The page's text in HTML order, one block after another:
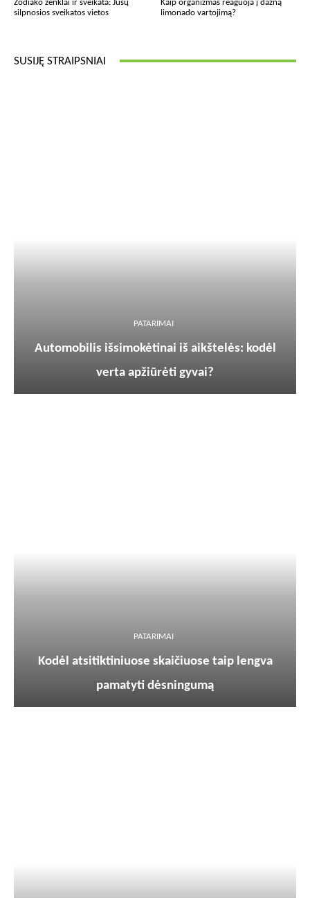
Zodiako ženklai ir sveikata: Jūsų
silpnosios sveikatos vietos
Kaip organizmas reaguoja į dažną
limonado vartojimą?
SUSIJĘ STRAIPSNIAI
PATARIMAI
Automobilis išsimokėtinai iš aikštelės: kodėl
verta apžiūrėti gyvai?
PATARIMAI
Kodėl atsitiktiniuose skaičiuose taip lengva
pamatyti dėsningumą